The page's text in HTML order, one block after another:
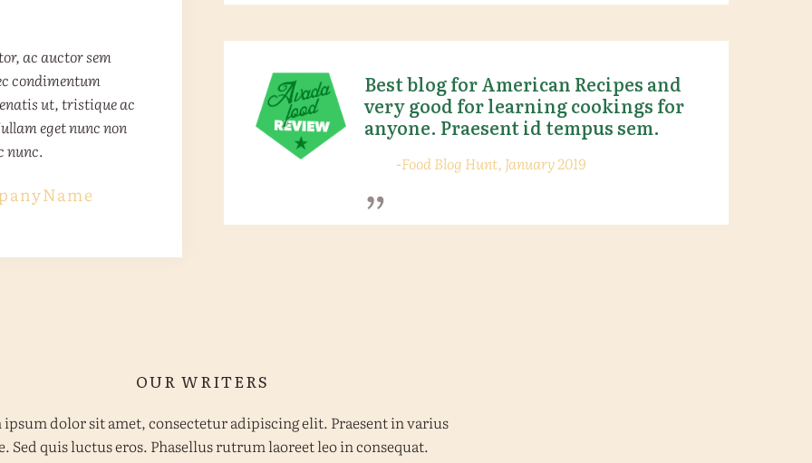
nibh ultricies ac.
accumsan.
Donec non tincidunt
elementum
ac auctor sem
condimentum
ut, tristique ac
eget nunc non
nunc.
facilisis porttitor.
elit, nec rutrum
Duis quis
nec mi sed est
Best blog for American Recipes and
very good for learning cookings for
anyone. Praesent id tempus sem.
„ -Food Blog Hunt, January 2019
OUR WRITERS
ipsum dolor sit amet, consectetur adipiscing elit. Praesent in varius
Sed quis luctus eros. Phasellus rutrum laoreet leo in consequat.